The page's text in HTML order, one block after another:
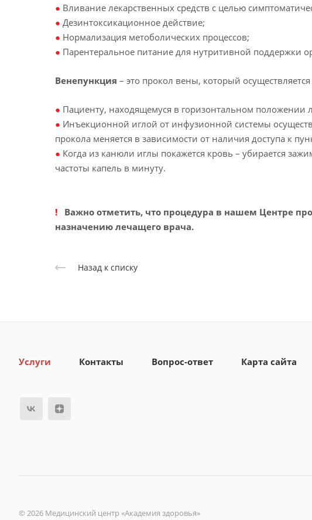
● Вливание лекарственных средств с целью
● Дезинтоксикационное действие;
● Нормализация метоболических процессов;
● Парентеральное питание для нутритивной поддержки
Венепункция – это прокол вены, который
● Пациенту, находящемуся в горизонтальном положении
● Инъекционной иглой от инфузионной системы
прокола меняется в зависимости от наличия доступа к
● Когда из канюли иглы покажется кровь – убирается
частоты капель в минуту.
! Важно отметить, что процедура в нашем Центре
назначению лечащего врача.
Назад к списку
Услуги Контакты Вопрос-ответ Карта сайта
© 2026 Медицинский центр «Академия здоровья»